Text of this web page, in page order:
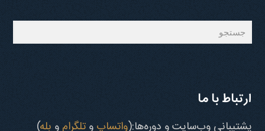
جستجو
ارتباط با ما
پشتیبانی وب‌سایت و دوره‌ها:(واتساپ و تلگرام و بله)